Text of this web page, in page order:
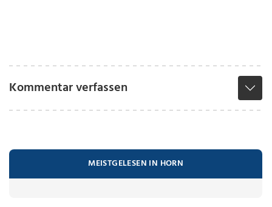
Kommentar verfassen
MEISTGELESEN IN HORN